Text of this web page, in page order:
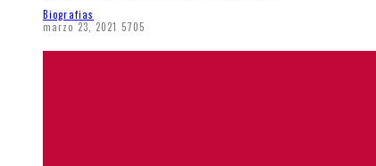
Biografias
marzo 23, 2021 5705